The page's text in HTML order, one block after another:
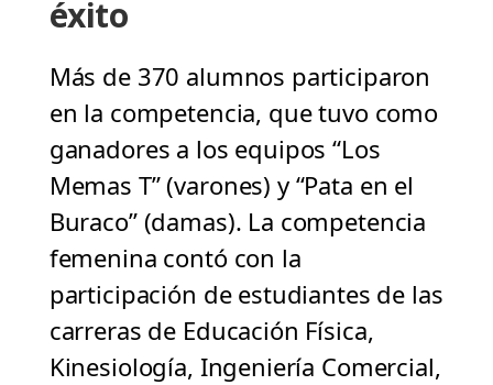
éxito
Más de 370 alumnos participaron
en la competencia, que tuvo como
ganadores a los equipos “Los
Memas T” (varones) y “Pata en el
Buraco” (damas). La competencia
femenina contó con la
participación de estudiantes de las
carreras de Educación Física,
Kinesiología, Ingeniería Comercial,